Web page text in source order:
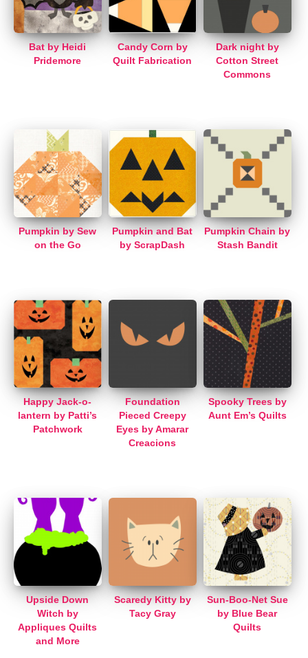
Bat by Heidi
Pridemore
Candy Corn by
Quilt Fabrication
Dark night by
Cotton Street
Commons
Pumpkin by Sew
on the Go
Pumpkin and Bat
by ScrapDash
Pumpkin Chain by
Stash Bandit
Happy Jack-o-
lantern by Patti’s
Patchwork
Foundation
Pieced Creepy
Eyes by Amarar
Creacions
Spooky Trees by
Aunt Em’s Quilts
Upside Down
Witch by
Appliques Quilts
and More
Scaredy Kitty by
Tacy Gray
Sun-Boo-Net Sue
by Blue Bear
Quilts